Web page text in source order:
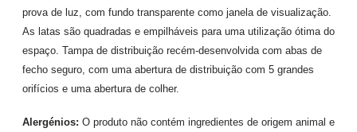
prova de luz, com fundo transparente como janela de visualização.
As latas são quadradas e empilháveis para uma utilização ótima do
espaço. Tampa de distribuição recém-desenvolvida com abas de
fecho seguro, com uma abertura de distribuição com 5 grandes
orifícios e uma abertura de colher.
Alergénios: O produto não contém ingredientes de origem animal e